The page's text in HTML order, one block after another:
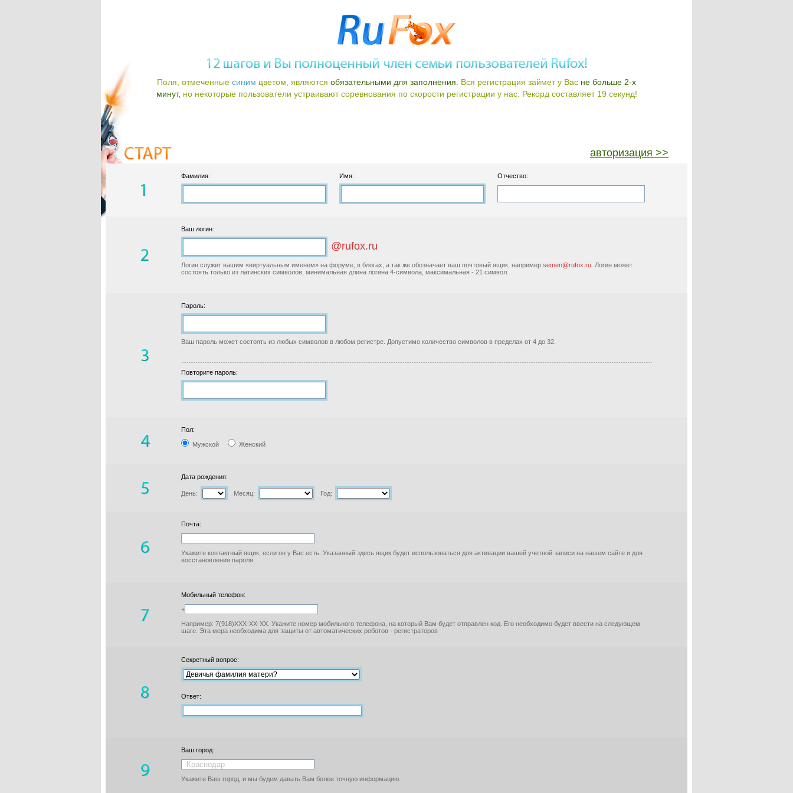
Поля, отмеченные синим цветом, являются обязательными для заполнения. Вся регистрация займет у Вас не больше 2-х
минут, но некоторые пользователи устраивают соревнования по скорости регистрации у нас. Рекорд составляет 19 секунд!
авторизация >>
Фамилия: Имя: Отчество:
Ваш логин:
@rufox.ru
Логин служит вашим «виртуальным именем» на форуме, в блогах, а так же обозначает ваш почтовый ящик, например semen@rufox.ru. Логин может
состоять только из латинских символов, минимальная длина логина 4-символа, максимальная - 21 символ.
Пароль:
Ваш пароль может состоять из любых символов в любом регистре. Допустимо количество символов в пределах от 4 до 32.
Повторите пароль:
Пол:
Мужской Женский
Дата рождения:
День: Месяц: Год:
Почта:
Укажите контактный ящик, если он у Вас есть. Указанный здесь ящик будет использоваться для активации вашей учетной записи на нашем сайте и для
восстановления пароля.
Мобильный телефон:
+
Например: 7(918)XXX-XX-XX. Укажите номер мобильного телефона, на который Вам будет отправлен код. Его необходимо будет ввести на следующем
шаге. Эта мера необходима для защиты от автоматических роботов - регистраторов
Секретный вопрос:
Ответ:
Ваш город:
Укажите Ваш город, и мы будем давать Вам более точную информацию.